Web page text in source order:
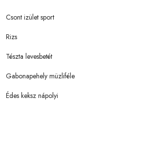
Csont izület sport
Rizs
Tészta levesbetét
Gabonapehely müzliféle
Édes keksz nápolyi